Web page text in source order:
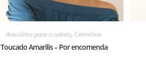
Acessórios para o cabelo, Cerimónia
Toucado Amarilis – Por encomenda